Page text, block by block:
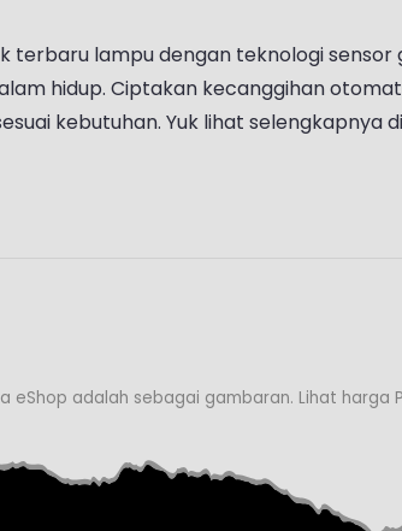
terbaru lampu dengan teknologi sensor
hidup. Ciptakan kecanggihan
kebutuhan. Yuk lihat selengkapnya
eShop adalah sebagai gambaran. Lihat